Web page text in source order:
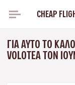
CHEAP
ΓΙΑ ΑΥΤΌ ΤΟ
VOLOTEA ΤΟΝ